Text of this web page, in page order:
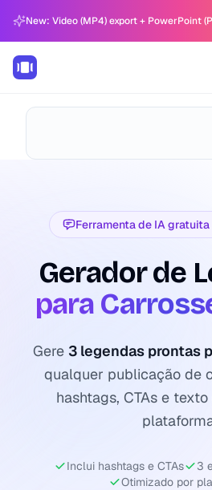
Ferramenta de IA
Gerador de
para
Gere 3 legendas prontas
qualquer publicação de
hashtags, CTAs e
Inclui hashtags e CTAs
3
Otimizado por